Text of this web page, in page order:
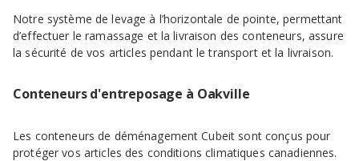
Notre système de levage à l’horizontale de pointe, permettant
d’effectuer le ramassage et la livraison des conteneurs, assure
la sécurité de vos articles pendant le transport et la livraison.
Conteneurs d'entreposage à Oakville
Les conteneurs de déménagement Cubeit sont conçus pour
protéger vos articles des conditions climatiques canadiennes.